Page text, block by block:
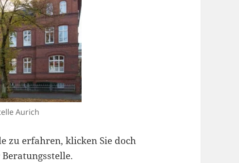
Aurich
zu erfahren, klicken Sie doch